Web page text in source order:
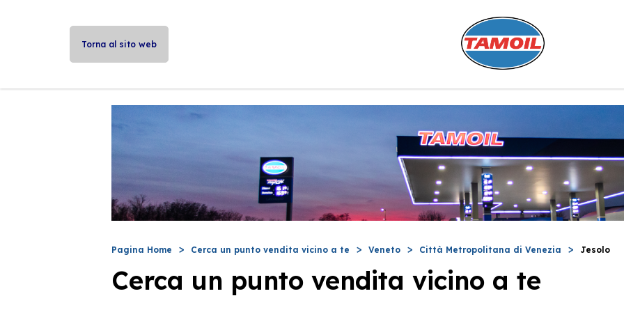
Torna al sito web
Pagina Home Cerca un punto vendita vicino a te Veneto Città Metropolitana di Venezia Jesolo
Cerca un punto vendita vicino a te